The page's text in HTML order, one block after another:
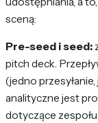
sceną:
Pre-seed i seed:
pitch deck.
(jedno
analityczne jest
dotyczące